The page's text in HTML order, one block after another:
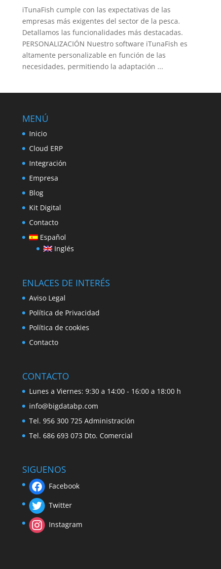
iTunaFish cumple con las expectativas de las
empresas más exigentes del sector de la pesca.
Detallamos las funcionalidades más destacadas.
PERSONALIZACIÓN Nuestro software iTunaFish es
altamente personalizable en función de las
necesidades, permitiendo la adaptación ...
MENÚ
Inicio
Cloud ERP
Integración
Empresa
Blog
Kit Digital
Contacto
Español
Inglés
ENLACES DE INTERÉS
Aviso Legal
Política de Privacidad
Política de cookies
Contacto
CONTACTO
Lunes a Viernes: 9:30 a 14:00 - 16:00 a 18:00 h
info@bigdatabp.com
Tel. 956 300 725 Administración
Tel. 686 693 073 Dto. Comercial
SIGUENOS
Facebook
Twitter
Instagram